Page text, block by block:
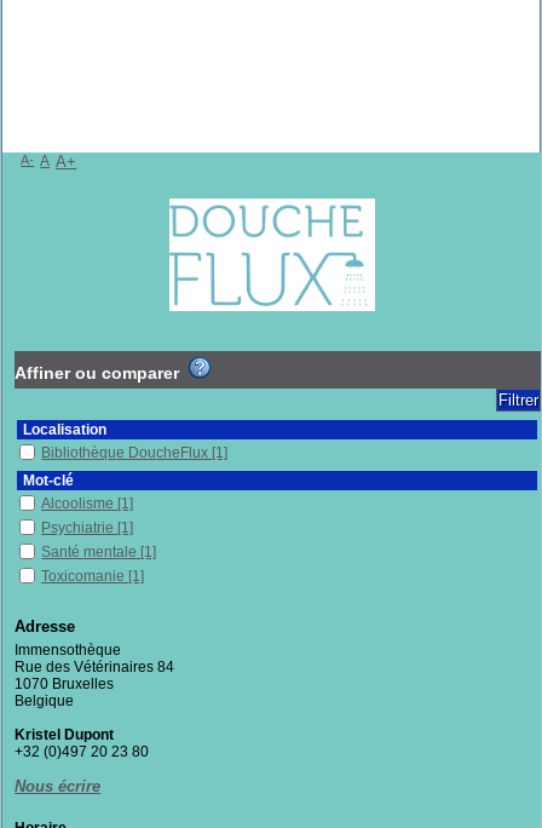
A- A A+
Affiner ou comparer
Localisation
Bibliothèque DoucheFlux [1]
Mot-clé
Alcoolisme [1]
Psychiatrie [1]
Santé mentale [1]
Toxicomanie [1]
Documentaires
Adresse
Immensothèque
Rue des Vétérinaires 84
1070 Bruxelles
Belgique
Kristel Dupont
+32 (0)497 20 23 80
Nous écrire